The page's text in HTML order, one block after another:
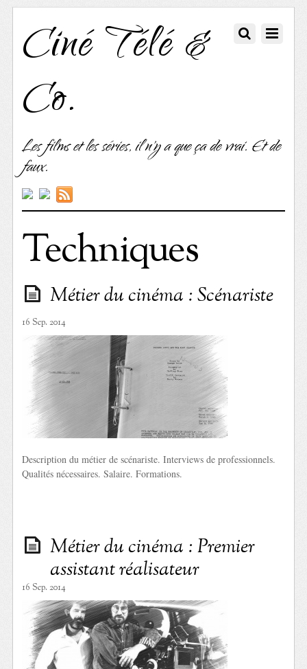
Ciné Télé &
Co.
Les films et les séries, il n'y a que ça de vrai. Et de
faux.
Techniques
Métier du cinéma : Scénariste
16 Sep. 2014
Description du métier de scénariste. Interviews de professionnels.
Qualités nécessaires. Salaire. Formations.
Métier du cinéma : Premier
assistant réalisateur
16 Sep. 2014